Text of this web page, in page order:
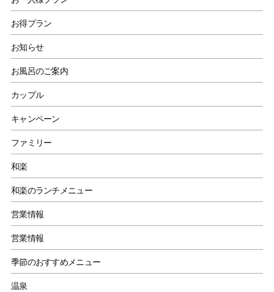
お得プラン
お知らせ
お風呂のご案内
カップル
キャンペーン
ファミリー
和楽
和楽のランチメニュー
営業情報
営業情報
季節のおすすめメニュー
温泉